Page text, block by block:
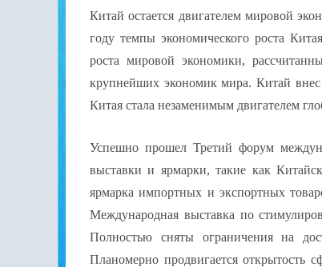
Китай остается двигателем мировой
году темпы экономического роста
роста мировой экономики,
крупнейших экономик мира. Китай
Китая стала незаменимым двигателем
Успешно прошел Третий форум
выставки и ярмарки, такие как
ярмарка импортных и экспортных
Международная выставка по
Полностью сняты ограничения на
Планомерно продвигается открытость